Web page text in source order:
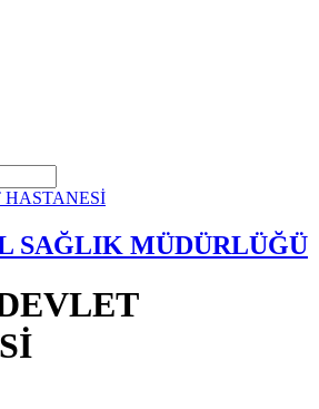
SAĞLIK MÜDÜRLÜĞÜ